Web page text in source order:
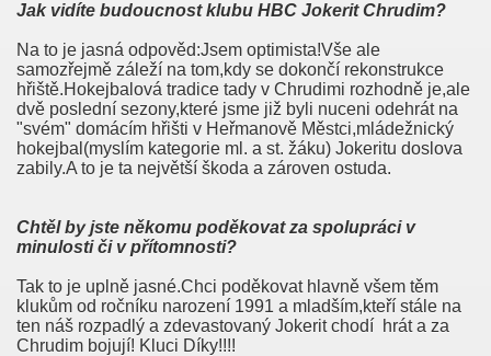
Jak vidíte budoucnost klubu HBC Jokerit Chrudim?
Na to je jasná odpověd:Jsem optimista!Vše ale
samozřejmě záleží na tom,kdy se dokončí rekonstrukce
hřiště.Hokejbalová tradice tady v Chrudimi rozhodně je,ale
dvě poslední sezony,které jsme již byli nuceni odehrát na
"svém" domácím hřišti v Heřmanově Městci,mládežnický
hokejbal(myslím kategorie ml. a st. žáku) Jokeritu doslova
zabily.A to je ta největší škoda a zároven ostuda.
Chtěl by jste někomu poděkovat za spolupráci v
minulosti či vpřítomnosti?
Tak to je uplně jasné.Chci poděkovat hlavně všem těm
klukům od ročníku narození 1991 a mladším,kteří stále na
ten náš rozpadlý a zdevastovaný Jokerit chodí hrát a za
Chrudim bojují! Kluci Díky!!!!